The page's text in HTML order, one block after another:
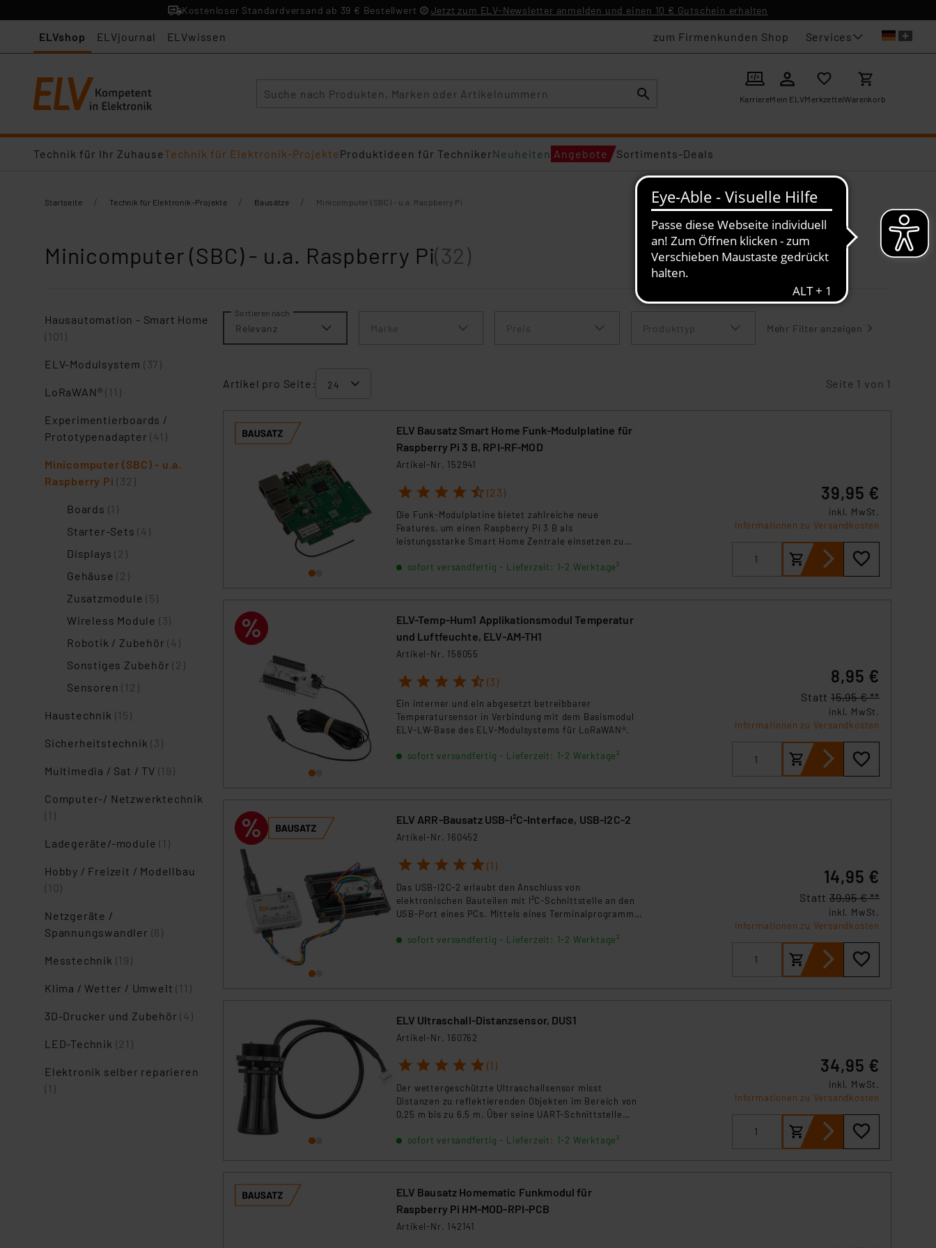
Kostenloser Standardversand ab 39 € Bestellwert Jetzt zum ELV-Newsletter anmelden und einen 10 € Gutschein erhalten
ELVshop ELVjournal ELVwissen zum Firmenkunden Shop Services
KarriereMein ELVMerkzettelWarenkorb
Technik für Ihr ZuhauseTechnik für Elektronik-ProjekteProduktideen für TechnikerNeuheiten Angebote Sortiments-Deals
Startseite / Technik für Elektronik-Projekte / Bausätze / Minicomputer (SBC) - u.a. Raspberry Pi
Minicomputer (SBC) - u.a. Raspberry Pi(32)
Hausautomation - Smart Home
(101)
ELV-Modulsystem (37)
LoRaWAN®(11)
Experimentierboards /
Prototypenadapter(41)
Minicomputer (SBC) - u.a.
Raspberry Pi(32)
Boards (1)
Starter-Sets(4)
Displays(2)
Gehäuse(2)
Zusatzmodule(5)
Wireless Module (3)
Robotik / Zubehör(4)
Sonstiges Zubehör(2)
Sensoren(12)
Haustechnik (15)
Sicherheitstechnik(3)
Multimedia / Sat / TV (19)
Computer-/ Netzwerktechnik
(1)
Ladegeräte/-module(1)
Hobby / Freizeit / Modellbau
(10)
Netzgeräte /
Spannungswandler (6)
Messtechnik (19)
Klima / Wetter / Umwelt(11)
3D-Drucker und Zubehör(4)
LED-Technik (21)
Elektronik selber reparieren
(1)
Sortieren nach
Relevanz Marke Preis Produkttyp Mehr Filter anzeigen
Artikel pro Seite: Seite 1 von 1
ELV Bausatz Smart Home Funk-Modulplatine für
Raspberry Pi 3 B, RPI-RF-MOD
Artikel-Nr. 152941
1 2 3 4 5 (23)
Die Funk-Modulplatine bietet zahlreiche neue
Features, um einen Raspberry Pi 3 B als
leistungsstarke Smart Home Zentrale einsetzen zu
Homematic Zentrale CCU2 vielfach übertroffen. *****
sofort versandfertig - Lieferzeit: 1-2 Werktage²
39,95 €
inkl. MwSt.
Informationen zu Versandkosten
ELV-Temp-Hum1 Applikationsmodul Temperatur
und Luftfeuchte, ELV-AM-TH1
Artikel-Nr. 158055
1 2 3 4 5 (3)
Ein interner und ein abgesetzt betreibbarer
Temperatursensor in Verbindung mit dem Basismodul
ELV-LW-Base des ELV-Modulsystems für LoRaWAN®.
sofort versandfertig - Lieferzeit: 1-2 Werktage²
8,95 €
Statt 15,95 € **
inkl. MwSt.
Informationen zu Versandkosten
ELV ARR-Bausatz USB-I²C-Interface, USB-I2C-2
Artikel-Nr. 160452
1 2 3 4 5 (1)
Das USB-I2C-2 erlaubt den Anschluss von
elektronischen Bauteilen mit I²C-Schnittstelle an den
USB-Port eines PCs. Mittels eines Terminalprogramms
angeschlossenen I²C-Bauteilen kommunizieren.
sofort versandfertig - Lieferzeit: 1-2 Werktage²
14,95 €
Statt 39,95 € **
inkl. MwSt.
Informationen zu Versandkosten
ELV Ultraschall-Distanzsensor, DUS1
Artikel-Nr. 160762
1 2 3 4 5 (1)
Der wettergeschützte Ultraschallsensor misst
Distanzen zu reflektierenden Objekten im Bereich von
0,25 m bis zu 6,5 m. Über seine UART-Schnittstelle
Interface ELV-LW-INT1 zu einem LoRaWAN®-Sensor
sofort versandfertig - Lieferzeit: 1-2 Werktage²
34,95 €
inkl. MwSt.
Informationen zu Versandkosten
ELV Bausatz Homematic Funkmodul für
Raspberry Pi HM-MOD-RPI-PCB
Artikel-Nr. 142141